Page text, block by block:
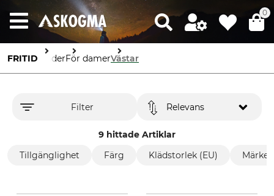
0
FRITID KläderFör damerVästar
Filter
9 hittade Artiklar
Relevans
Tillgänglighet Färg Klädstorlek (EU) Märke